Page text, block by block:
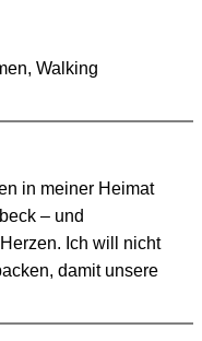
Walking
in meiner Heimat
– und
Ich will nicht
damit unsere